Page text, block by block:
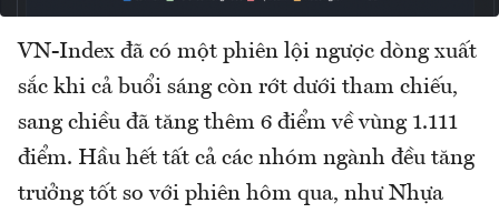
VN-Index đã có một phiên lội ngược dòng xuất
sắc khi cả buổi sáng còn rớt dưới tham chiếu,
sang chiều đã tăng thêm 6 điểm về vùng 1.111
điểm. Hầu hết tất cả các nhóm ngành đều tăng
trưởng tốt so với phiên hôm qua, như Nhựa